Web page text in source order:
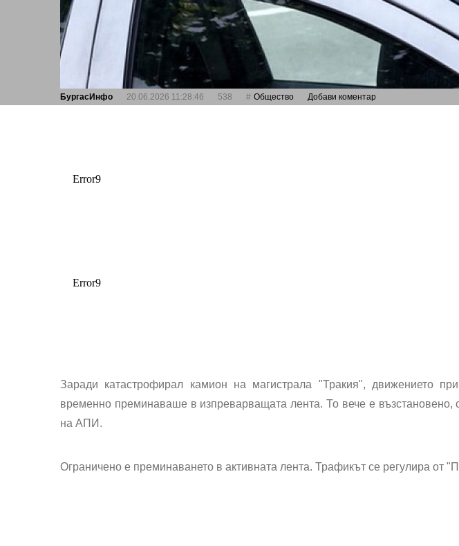
БургасИнфо 20.06.2026 11:28:46 538 Общество Добави коментар
Заради катастрофирал камион на магистрала "Тракия", движението
временно преминаваше в изпреварващата лента. То вече е възстановено,
на АПИ.
Ограничено е преминаването в активната лента. Трафикът се регулира от